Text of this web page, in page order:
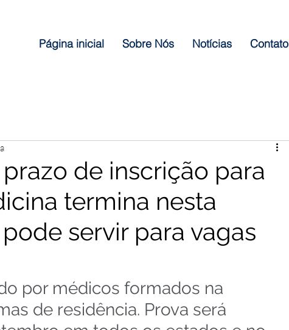
Página inicial Sobre Nós Notícias Contato
de inscrição para
termina nesta
servir para vagas
por médicos formados na
de residência. Prova será